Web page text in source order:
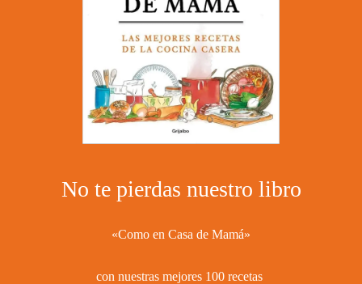
No te pierdas nuestro libro
«Como en Casa de Mamá»
con nuestras mejores 100 recetas ​